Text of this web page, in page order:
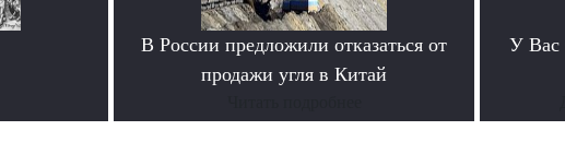
В России предложили отказаться от
продажи угля в Китай
У Вас